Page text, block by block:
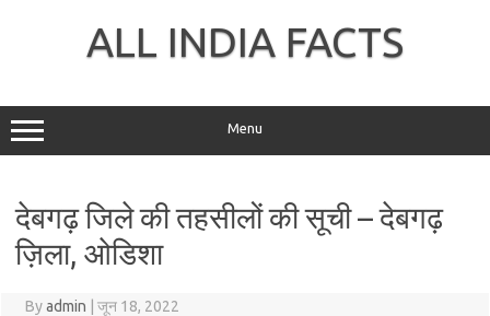
ALL INDIA FACTS
Menu
देबगढ़ जिले की तहसीलों की सूची – देबगढ़
ज़िला, ओडिशा
Byadmin जून 18, 2022